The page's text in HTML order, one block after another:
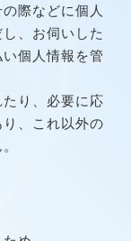
際などに個人
、お伺いした
個人情報を管
り、必要に応
、これ以外の